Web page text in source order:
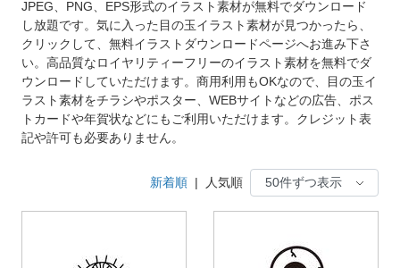
JPEG、PNG、EPS形式のイラスト素材が無料でダウンロード
し放題です。気に入った目の玉イラスト素材が見つかったら、
クリックして、無料イラストダウンロードページへお進み下さ
い。高品質なロイヤリティーフリーのイラスト素材を無料でダ
ウンロードしていただけます。商用利用もOKなので、目の玉イ
ラスト素材をチラシやポスター、WEBサイトなどの広告、ポス
トカードや年賀状などにもご利用いただけます。クレジット表
記や許可も必要ありません。
新着順 | 人気順